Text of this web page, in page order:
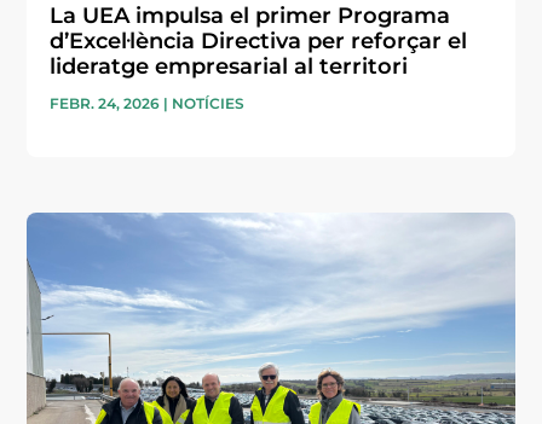
La UEA impulsa el primer Programa
d’Excel·lència Directiva per reforçar el
lideratge empresarial al territori
FEBR. 24, 2026 | NOTÍCIES